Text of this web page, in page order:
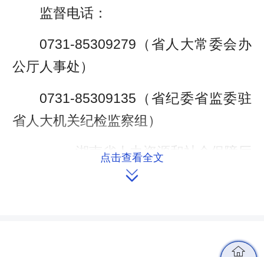
监督电话：
0731-85309279（省人大常委会办
公厅人事处）
0731-85309135（省纪委省监委驻
省人大机关纪检监察组）
湖南省人力资源和社会保障厅
点击查看全文
